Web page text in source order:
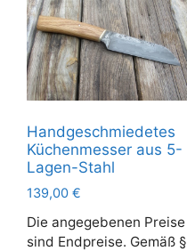
Handgeschmiedetes
Küchenmesser aus 5-
Lagen-Stahl
139,00 €
Die angegebenen Preise
sind Endpreise. Gemäß §